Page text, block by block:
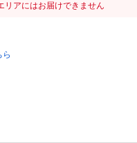
アにはお届けできません